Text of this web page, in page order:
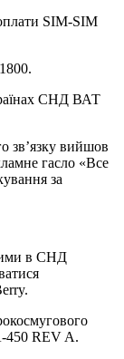
SIM-SIM
СНД ВАТ
зв’язку вийшов
гасло «Все
за
в СНД
450 REV A.